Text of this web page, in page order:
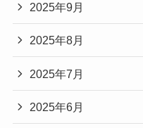
2025年9月
2025年8月
2025年7月
2025年6月